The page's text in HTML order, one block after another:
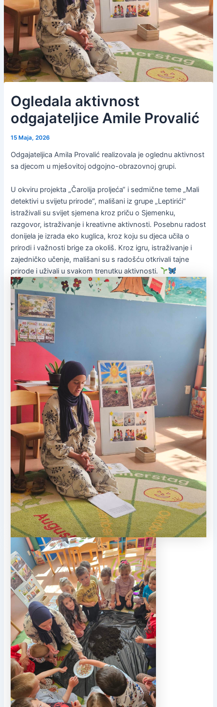
Ogledala aktivnost
odgajateljice Amile Provalić
15 Maja, 2026
Odgajateljica Amila Provalić realizovala je oglednu aktivnost
sa djecom u mješovitoj odgojno-obrazovnoj grupi.
U okviru projekta „Čarolija proljeća“ i sedmične teme „Mali
detektivi u svijetu prirode“, mališani iz grupe „Leptirići“
istraživali su svijet sjemena kroz priču o Sjemenku,
razgovor, istraživanje i kreativne aktivnosti. Posebnu radost
donijela je izrada eko kuglica, kroz koju su djeca učila o
prirodi i važnosti brige za okoliš. Kroz igru, istraživanje i
zajedničko učenje, mališani su s radošću otkrivali tajne
prirode i uživali u svakom trenutku aktivnosti.